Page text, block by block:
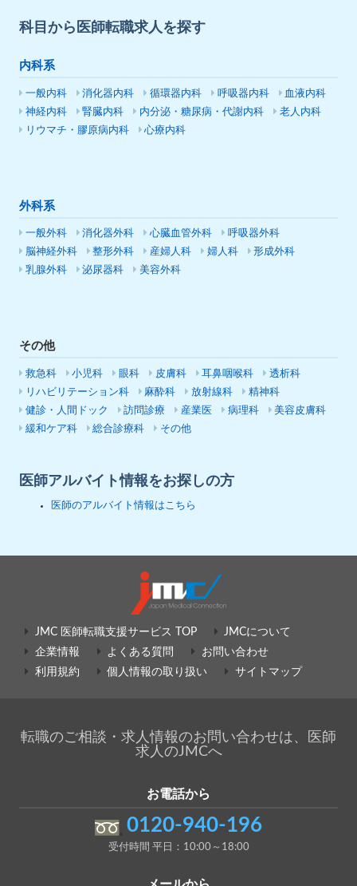
科目から医師転職求人を探す
内科系
一般内科 消化器内科 循環器内科 呼吸器内科
血液内科
神経内科
腎臓内科 内分泌・糖尿病・代謝内科
老人内科
リウマチ・膠原病内科
心療内科
外科系
一般外科 消化器外科 心臓血管外科
呼吸器外科
脳神経外科
整形外科 産婦人科 婦人科
形成外科
乳腺外科
泌尿器科 美容外科
その他
救急科 小児科 眼科 皮膚科 耳鼻咽喉科
透析科
リハビリテーション科
麻酔科 放射線科
精神科
健診・人間ドック
訪問診療 産業医 病理科
美容皮膚科
緩和ケア科
総合診療科 その他
医師アルバイト情報をお探しの方
医師のアルバイト情報はこちら
JMC 医師転職支援サービス TOP
JMCについて
企業情報
よくある質問
お問い合わせ
利用規約
個人情報の取り扱い サイトマップ
転職のご相談・求人情報のお問い合わせは、医師
求人のJMCへ
お電話から
0120-940-196
受付時間 平日：10:00～18:00